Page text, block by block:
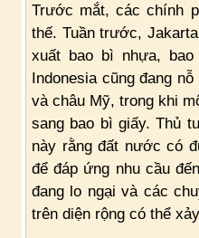
Trước mắt, các chính
thế. Tuần trước,
xuất bao bì nhựa, bao
Indonesia cũng đang
và châu Mỹ, trong khi
sang bao bì giấy. Thủ
này rằng đất nước có
để đáp ứng nhu cầu
đang lo ngại và các
trên diện rộng có thể